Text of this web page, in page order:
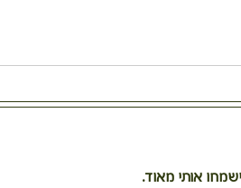
אותי מאוד.